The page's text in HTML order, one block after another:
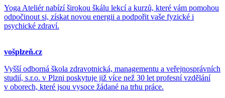
Yoga Ateliér nabízí širokou škálu lekcí a kurzů, které vám pomohou
odpočinout si, získat novou energii a podpořit vaše fyzické i
psychické zdraví.
vošplzeň.cz
Vyšší odborná škola zdravotnická, managementu a veřejnosprávních
studií, s.r.o. v Plzni poskytuje již více než 30 let profesní vzdělání
v oborech, které jsou vysoce žádané na trhu práce.